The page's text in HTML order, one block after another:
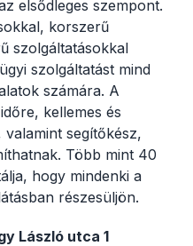
elsődleges szempont.
korszerű
szolgáltatásokkal
szolgáltatást mind
számára. A
kellemes és
segítőkész,
Több mint 40
hogy mindenki a
részesüljön.
László utca 1